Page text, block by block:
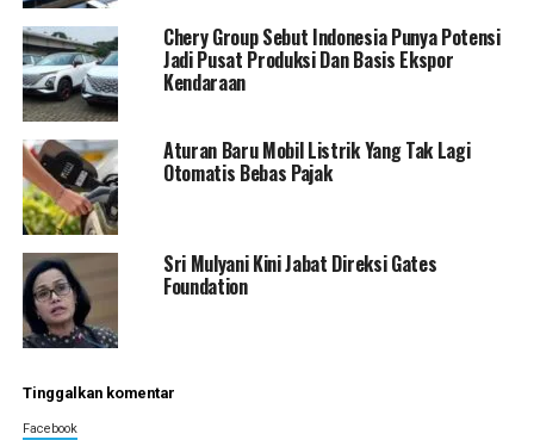
Chery Group Sebut Indonesia Punya Potensi
Jadi Pusat Produksi Dan Basis Ekspor
Kendaraan
Aturan Baru Mobil Listrik Yang Tak Lagi
Otomatis Bebas Pajak
Sri Mulyani Kini Jabat Direksi Gates
Foundation
Tinggalkan komentar
Facebook